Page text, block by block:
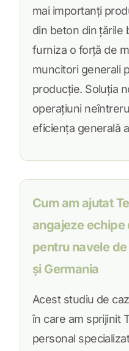
mai importanți
din beton din țările
furniza o forță de
muncitori generali
producție. Soluția
operațiuni
eficiența generală
Cum am ajutat
angajeze echipe
pentru navele
și Germania
Acest studiu de
în care am sprijinit
personal